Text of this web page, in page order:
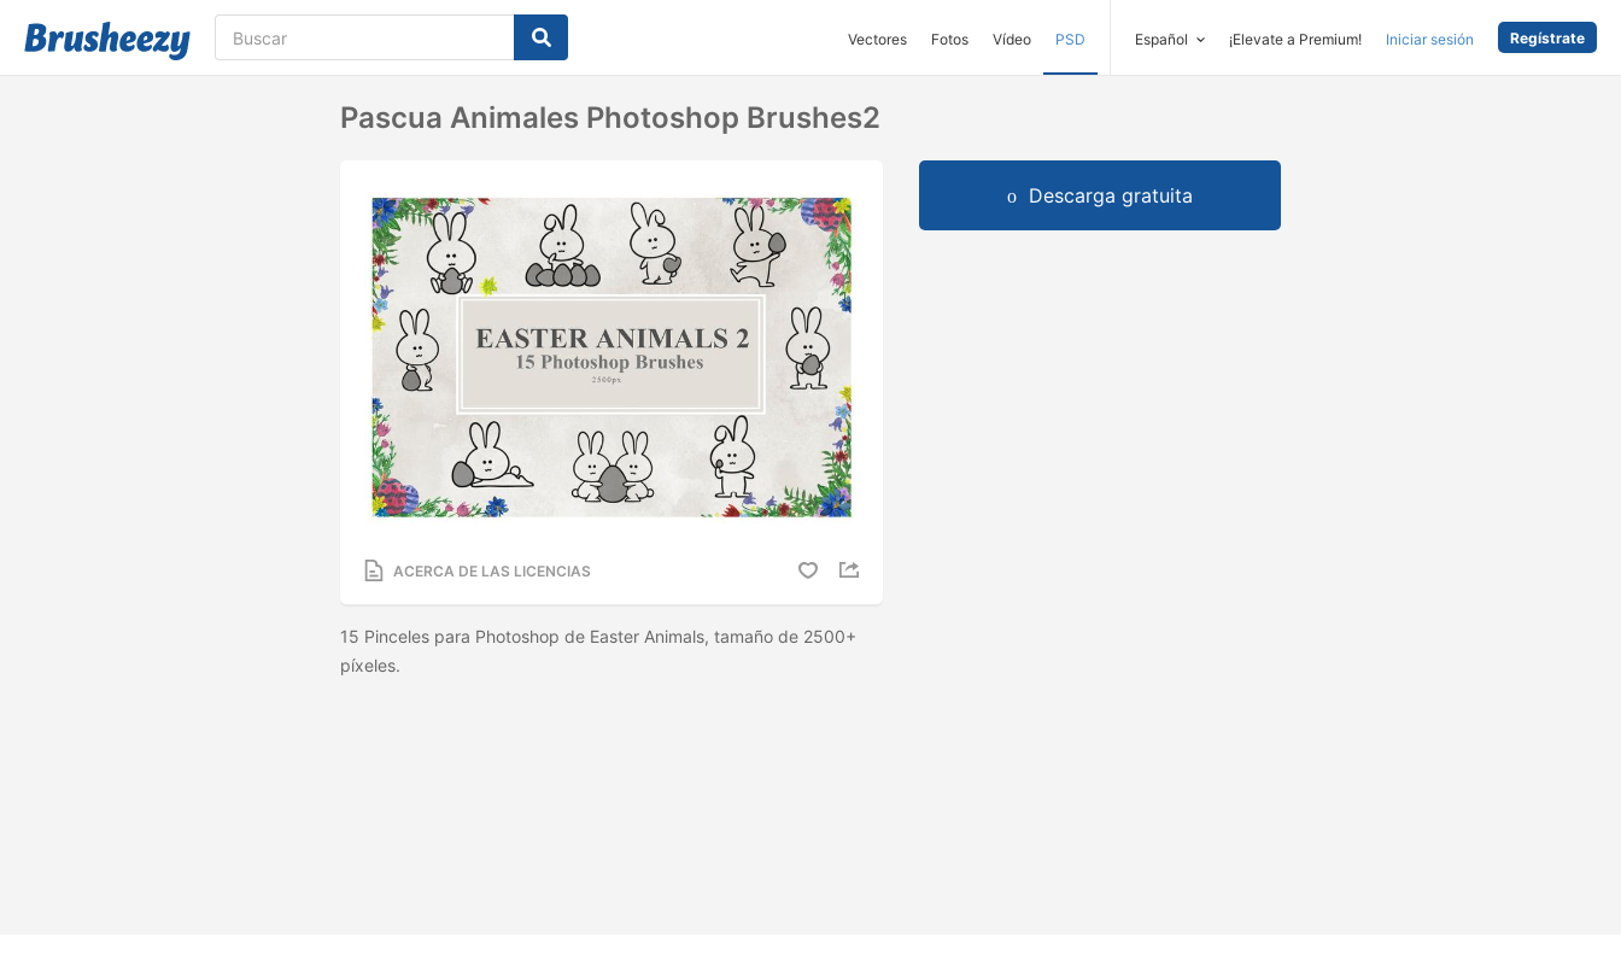
Vectores Fotos Vídeo PSD Español ¡Elevate a Premium! Iniciar sesión Regístrate
Pascua Animales Photoshop Brushes2
ACERCA DE LAS LICENCIAS
15 Pinceles para Photoshop de Easter Animals, tamaño de 2500+
píxeles.
Descarga gratuita